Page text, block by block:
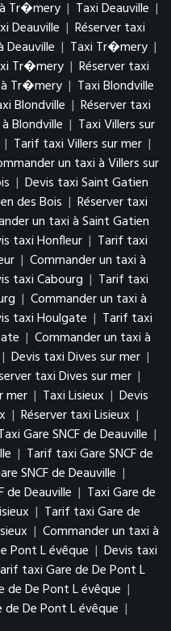
Tr�mery | Taxi Deauville |
Deauville | Réserver taxi
Deauville | Taxi Tr�mery |
Tr�mery | Réserver taxi
Tr�mery | Taxi Blondville
Blondville | Réserver taxi
Blondville | Taxi Villers sur
| Tarif taxi Villers sur mer |
un taxi à Villers sur
| Devis taxi Saint Gatien
des Bois | Réserver taxi
un taxi à Saint Gatien
taxi Honfleur | Tarif taxi
| Commander un taxi à
taxi Cabourg | Tarif taxi
| Commander un taxi à
taxi Houlgate | Tarif taxi
| Commander un taxi à
| Devis taxi Dives sur mer |
taxi Dives sur mer |
mer | Taxi Lisieux | Devis
| Réserver taxi Lisieux |
Gare SNCF de Deauville |
| Tarif taxi Gare SNCF de
SNCF de Deauville |
de Deauville | Taxi Gare de
| Tarif taxi Gare de
| Commander un taxi à
Pont L évêque | Devis taxi
taxi Gare de De Pont L
de De Pont L évêque |
De Pont L évêque |